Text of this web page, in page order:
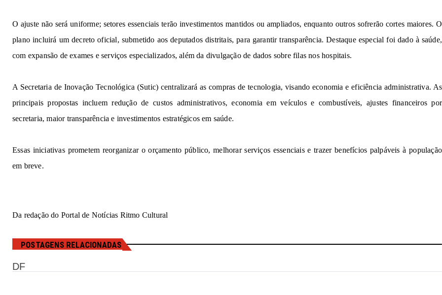
O ajuste não será uniforme; setores essenciais terão investimentos mantidos ou ampliados, enquanto outros sofrerão cortes maiores.
plano incluirá um decreto oficial, submetido aos deputados distritais, para garantir transparência. Destaque especial foi dado à saúde,
com expansão de exames e serviços especializados, além da divulgação de dados sobre filas nos hospitais.
A Secretaria de Inovação Tecnológica (Sutic) centralizará as comprasdetecnologia, visando economiae eficiência administrativa. As
principais propostas incluemredução decustos administrativos, economiaemveículos e combustíveis, ajustes financeiros por
secretaria, maior transparência e investimentos estratégicos em saúde.
Essas iniciativas prometem reorganizar o orçamento público, melhorarserviços essenciais etrazerbenefícios palpáveisà população
em breve.
Da redação do Portal de Notícias Ritmo Cultural
POSTAGENS RELACIONADAS
DF